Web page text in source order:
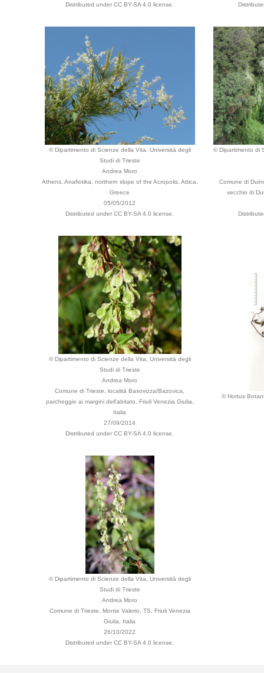
Distributed under CC BY-SA 4.0 license.
© Dipartimento di Scienze della Vita, Università degli
Studi di Trieste
Andrea Moro
Athens, Anafiotika, northern slope of the Acropolis, Attica,
Greece
05/05/2012
Distributed under CC BY-SA 4.0 license.
© Dipartimento di
Comune di
vecchio di
© Dipartimento di Scienze della Vita, Università degli
Studi di Trieste
Andrea Moro
Comune di Trieste, località Basovizza/Bazovica,
parcheggio ai margini dell'abitato, Friuli Venezia Giulia,
Italia
27/09/2014
Distributed under CC BY-SA 4.0 license.
© Hortus
© Dipartimento di Scienze della Vita, Università degli
Studi di Trieste
Andrea Moro
Comune di Trieste, Monte Valerio, TS, Friuli Venezia
Giulia, Italia
26/10/2022
Distributed under CC BY-SA 4.0 license.